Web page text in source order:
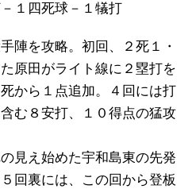
１四死球－１犠打
陣を攻略。初回、２死１・
原田がライト線に２塁打を
から１点追加。４回には打
む８安打、１０得点の猛攻
見え始めた宇和島東の先発
回裏には、この回から登板